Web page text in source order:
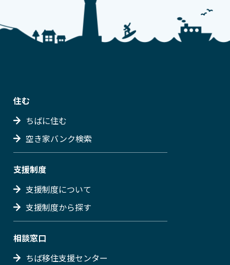
住む
ちばに住む
空き家バンク検索
支援制度
支援制度について
支援制度から探す
相談窓口
ちば移住支援センター